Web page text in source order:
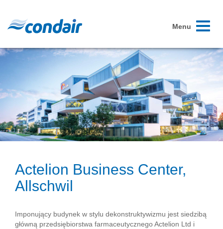
Toggle
Menu
Actelion Business Center,
Allschwil
Imponujący budynek w stylu dekonstruktywizmu jest siedzibą
główną przedsiębiorstwa farmaceutycznego Actelion Ltd i